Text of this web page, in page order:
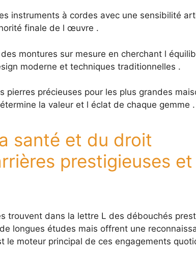
instruments à cordes avec une sensibilité
finale de l œuvre .
montures sur mesure en cherchant l
moderne et techniques traditionnelles .
pierres précieuses pour les plus grandes
la valeur et l éclat de chaque gemme .
santé et du droit
prestigieuses et
trouvent dans la lettre L des débouchés
longues études mais offrent une
le moteur principal de ces engagements